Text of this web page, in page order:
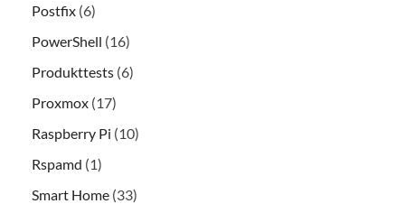
Postfix (6)
PowerShell (16)
Produkttests (6)
Proxmox (17)
Raspberry Pi (10)
Rspamd (1)
Smart Home (33)